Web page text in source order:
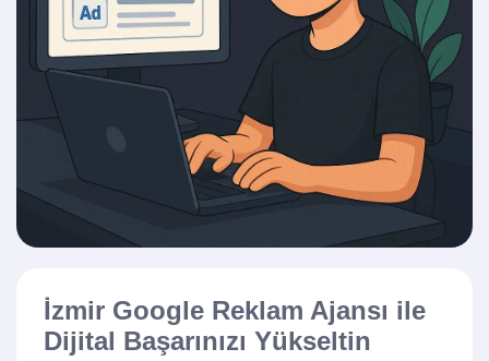
İzmir Google Reklam Ajansı ile
Dijital Başarınızı Yükseltin